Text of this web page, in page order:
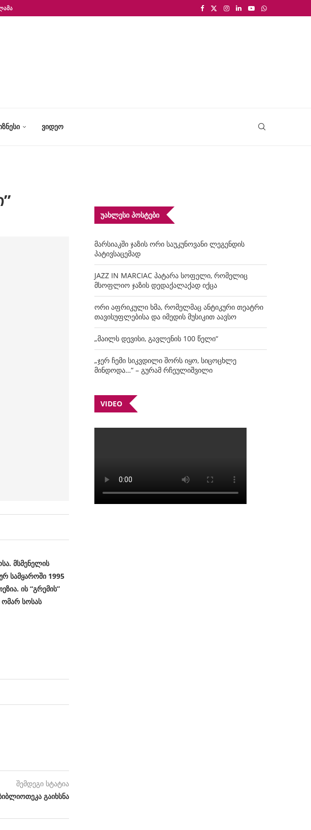
ᲕᲘᲓᲔᲝ
მსმენელის
სამყაროში 1995
ის “გრემის”
ომარ სოსას
შემდეგი სტატია
გაიხსნა
ᲣᲐᲮᲚᲔᲡᲘ ᲞᲝᲡᲢᲔᲑᲘ
მარსიაკში ჯაზის ორი საუკუნოვანი ლეგენდის
პატივსაცემად
JAZZ IN MARCIAC პატარა სოფელი, რომელიც
მსოფლიო ჯაზის დედაქალაქად იქცა
ორი აფრიკული ხმა, რომელმაც ანტიკური თეატრი
თავისუფლებისა და იმედის მუსიკით აავსო
„მაილს დევისი, გავლენის 100 წელი“
„ჯერ ჩემი სიკვდილი შორს იყო, სიცოცხლე
მინდოდა…“ – გურამ რჩეულიშვილი
VIDEO